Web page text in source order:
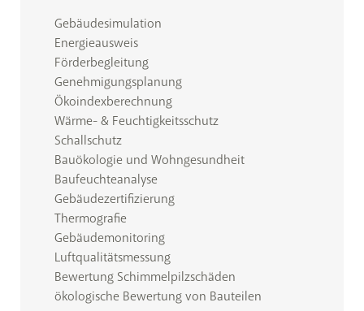
Gebäudesimulation
Energieausweis
Förderbegleitung
Genehmigungsplanung
Ökoindexberechnung
Wärme- & Feuchtigkeitsschutz
Schallschutz
Bauökologie und Wohngesundheit
Baufeuchteanalyse
Gebäudezertifizierung
Thermografie
Gebäudemonitoring
Luftqualitätsmessung
Bewertung Schimmelpilzschäden
ökologische Bewertung von Bauteilen